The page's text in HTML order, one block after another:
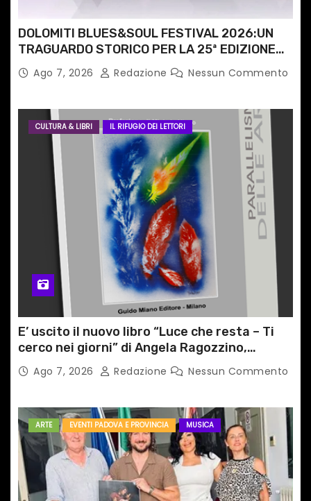
i
DOLOMITI BLUES&SOUL FESTIVAL 2026:UN
TRAGUARDO STORICO PER LA 25ª EDIZIONE
TRA LE CIME PATRIMONIO UNESCO
Ago 7, 2026 Redazione Nessun Commento
CULTURA & LIBRI IL RIFUGIO DEI LETTORI
E’ uscito il nuovo libro “Luce che resta – Ti
cerco nei giorni” di Angela Ragozzino,
medico primario di Capua
Ago 7, 2026 Redazione Nessun Commento
ARTE EVENTI PADOVA E PROVINCIA MUSICA